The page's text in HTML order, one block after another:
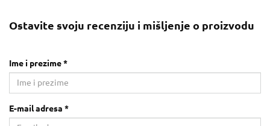
Ostavite svoju recenziju i mišljenje o proizvodu
Ime i prezime *
E-mail adresa *